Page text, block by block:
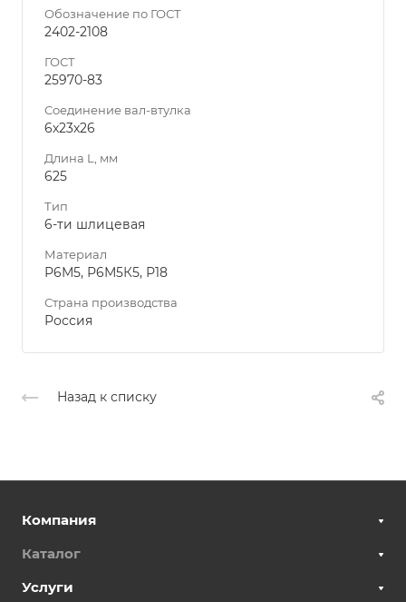
Обозначение по ГОСТ
2402-2108
ГОСТ
25970-83
Соединение вал-втулка
6х23х26
Длина L, мм
625
Тип
6-ти шлицевая
Материал
Р6М5, Р6М5К5, Р18
Страна производства
Россия
Назад к списку
Компания
Каталог
Услуги